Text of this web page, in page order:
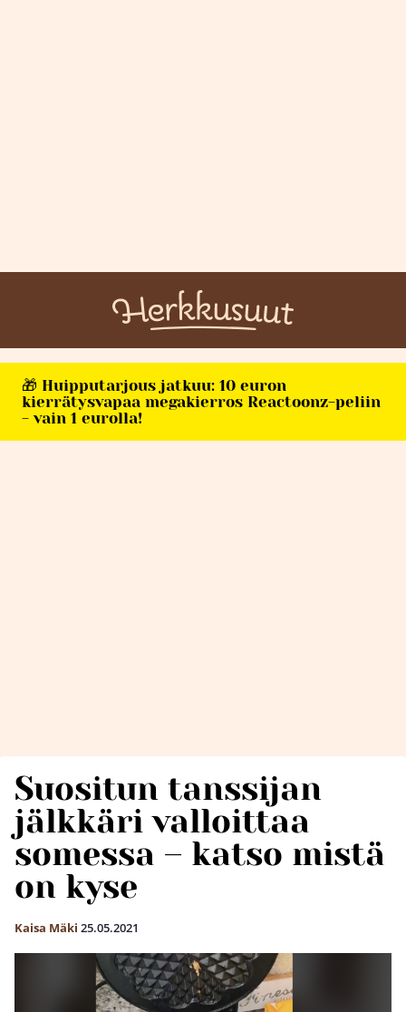
🎁 Huipputarjous jatkuu: 10 euron
kierrätysvapaa megakierros Reactoonz-peliin
- vain 1 eurolla!
Suositun tanssijan
jälkkäri valloittaa
somessa – katso mistä
on kyse
Kaisa Mäki 25.05.2021